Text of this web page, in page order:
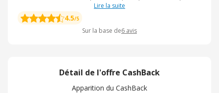
promotions Gymshark durant le Black Friday, qui aura lieu fin
Lire la suite
4.5/5
Sur la base de6 avis
Détail de l'offre CashBack
Apparition du CashBack